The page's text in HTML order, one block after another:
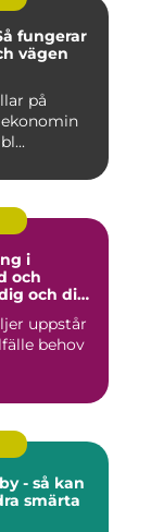
fungerar
vägen
på
i
och
och din
uppstår
behov
- så kan
smärta